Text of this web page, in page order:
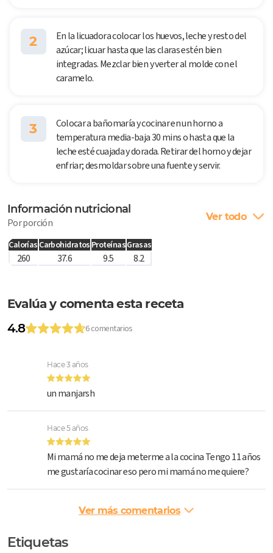
2
En la licuadora colocar los huevos, leche y resto del
azúcar; licuar hasta que las claras estén bien
integradas. Mezclar bien y verter al molde con el
caramelo.
3
Colocar a bañomaría y cocinar en un horno a
temperatura media-baja 30 mins o hasta que la
leche esté cuajada y dorada. Retirar del horno y dejar
enfriar; desmoldar sobre una fuente y servir.
Información nutricional
Por porción Ver todo
Calorías Carbohidratos ProteínasGrasas
260 37.6 9.5 8.2
Evalúa y comenta esta receta
4.8
6 comentarios
Hace 3 años
un manjarsh
Hace 5 años
Mi mamá no me deja meterme a la cocina Tengo 11 años
me gustaría cocinar eso pero mi mamá no me quiere?
Ver más comentarios
Etiquetas